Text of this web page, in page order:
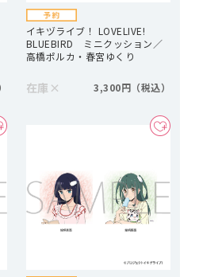
イキヅライブ！ LOVELIVE!
BLUEBIRD ミニクッション／
高橋ポルカ・春宮ゆくり
在庫 × 3,300円